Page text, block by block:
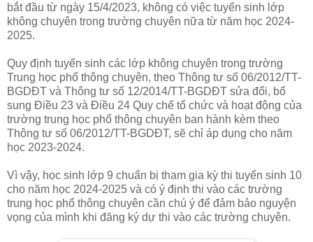
bắt đầu từ ngày 15/4/2023, không có việc tuyển sinh lớp
không chuyên trong trường chuyên nữa từ năm học 2024-
2025.
Quy định tuyển sinh các lớp không chuyên trong trường
Trung học phổ thông chuyên, theo Thông tư số 06/2012/TT-
BGDĐT và Thông tư số 12/2014/TT-BGDĐT sửa đổi, bổ
sung Điều 23 và Điều 24 Quy chế tổ chức và hoạt động của
trường trung học phổ thông chuyên ban hành kèm theo
Thông tư số 06/2012/TT-BGDĐT, sẽ chỉ áp dụng cho năm
học 2023-2024.
Vì vậy, học sinh lớp 9 chuẩn bị tham gia kỳ thi tuyển sinh 10
cho năm học 2024-2025 và có ý định thi vào các trường
trung học phổ thông chuyên cần chú ý để đảm bảo nguyện
vọng của mình khi đăng ký dự thi vào các trường chuyên.